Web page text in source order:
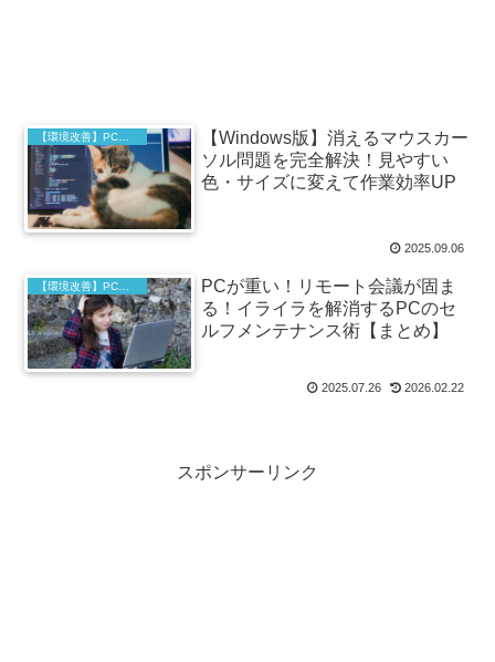
【Windows版】消えるマウスカー
ソル問題を完全解決！見やすい
色・サイズに変えて作業効率UP
2025.09.06
PCが重い！リモート会議が固ま
る！イライラを解消するPCのセ
ルフメンテナンス術【まとめ】
2025.07.26 2026.02.22
スポンサーリンク